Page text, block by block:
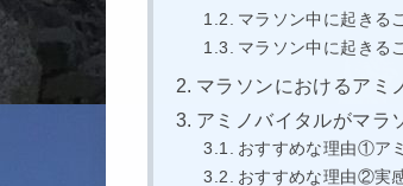
マラソン中に起きる
マラソン中に起きる
マラソンにおけるアミ
アミノバイタルがマラ
おすすめな理由①ア
おすすめな理由②実